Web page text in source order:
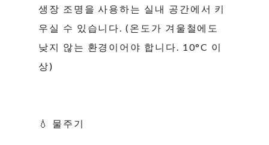
생장 조명을 사용하는 실내 공간에서 키
우실 수 있습니다. (온도가 겨울철에도
낮지 않는 환경이어야 합니다. 10°C 이
상)
💧 물주기